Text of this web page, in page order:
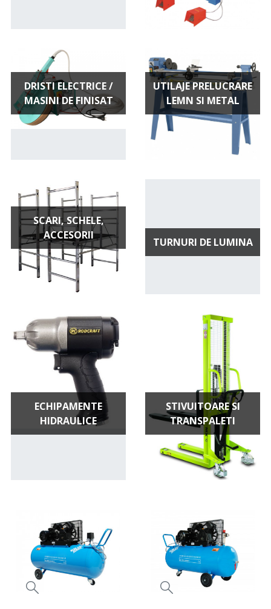
DRISTI ELECTRICE /
MASINI DE FINISAT
UTILAJE PRELUCRARE
LEMN SI METAL
SCARI, SCHELE,
ACCESORII
TURNURI DE LUMINA
ECHIPAMENTE
HIDRAULICE
STIVUITOARE SI
TRANSPALETI